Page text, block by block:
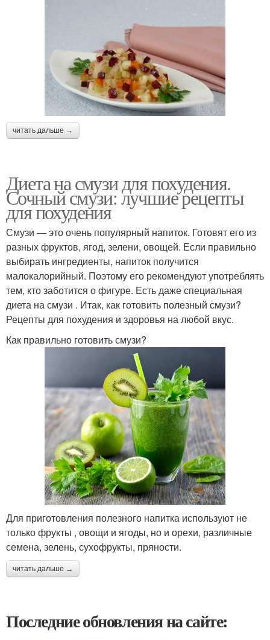
читать дальше →
Диета на смузи для похудения.
Сочный смузи: лучшие рецепты
для похудения
Смузи — это очень популярный напиток. Готовят его из
разных фруктов, ягод, зелени, овощей. Если правильно
выбирать ингредиенты, напиток получится
малокалорийный. Поэтому его рекомендуют употреблять
тем, кто заботится о фигуре. Есть даже специальная
диета на смузи . Итак, как готовить полезный смузи?
Рецепты для похудения и здоровья на любой вкус.
Как правильно готовить смузи?
Для приготовления полезного напитка используют не
только фрукты , овощи и ягоды, но и орехи, различные
семена, зелень, сухофрукты, пряности.
читать дальше →
Последние обновления на сайте: